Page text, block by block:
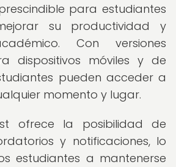
para estudiantes
su productividad y
Con versiones
dispositivos móviles y de
pueden acceder a
momento y lugar.
ofrece la posibilidad de
y notificaciones, lo
estudiantes a mantenerse